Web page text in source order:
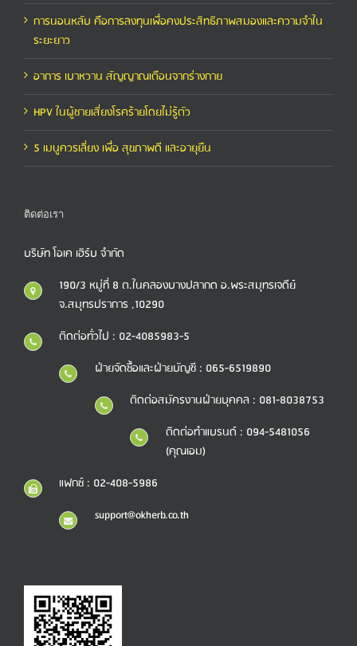
การนอนหลับ คือการลงทุนเพื่อคงประสิทธิภาพสมองและความจำใน
ระยะยาว
อาการ เบาหวาน สัญญาณเตือนจากร่างกาย
HPV ในผู้ชายเสี่ยงโรคร้ายโดยไม่รู้ตัว
5 เมนูควรเลี่ยง เพื่อ สุขภาพดี และอายุยืน
ติดต่อเรา
บริษัท โอเค เฮิร์บ จำกัด
190/3 หมู่ที่ 8 ต.ในคลองบางปลากด อ.พระสมุทรเจดีย์
จ.สมุทรปราการ ,10290
ติดต่อทั่วไป : 02-4085983-5
ฝ่ายจัดซื้อและฝ่ายบัญชี : 065-6519890
ติดต่อสมัครงานฝ่ายบุคคล : 081-8038753
ติดต่อทำแบรนด์ : 094-5481056
(คุณเอม)
แฟกซ์ : 02-408-5986
support@okherb.co.th